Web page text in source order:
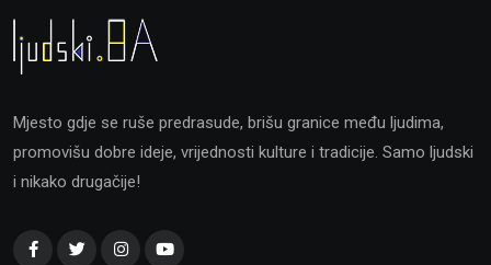
Mjesto gdje se ruše predrasude, brišu granice među ljudima,
promovišu dobre ideje, vrijednosti kulture i tradicije. Samo ljudski
i nikako drugačije!